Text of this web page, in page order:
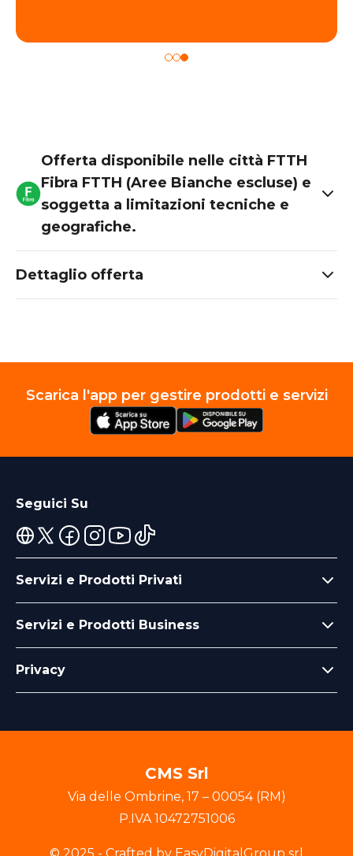
Offerta disponibile nelle città FTTH
Fibra FTTH (Aree Bianche escluse) e
soggetta a limitazioni tecniche e
geografiche.
Dettaglio offerta
Scarica l'app per gestire prodotti e servizi
Seguici Su
Servizi e Prodotti Privati
Servizi e Prodotti Business
Privacy
CMS Srl
Via delle Ombrine, 17 – 00054(RM)
P.IVA 10472751006
© 2025 - Crafted by EasyDigitalGroup srl